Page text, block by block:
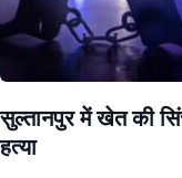
सुल्तानपुर में खेत की
हत्या